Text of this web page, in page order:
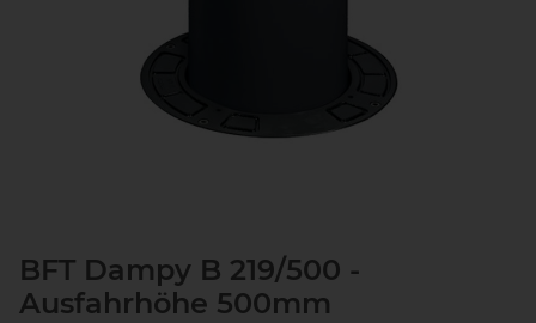
BFT Dampy B 219/500 -
Ausfahrhöhe 500mm